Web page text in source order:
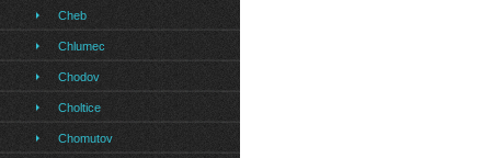
Cheb
Chlumec
Chodov
Choltice
Chomutov